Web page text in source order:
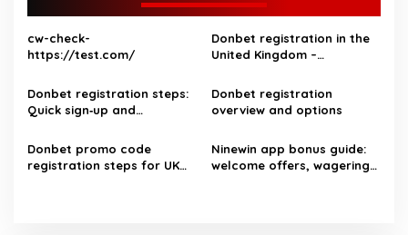
a
s
i
p
o
s
cw-check-
https://test.com/
Donbet registration in the
United Kingdom –
players
Donbet registration steps:
Quick sign‑up and
players
Donbet registration
overview and options
Donbet promo code
registration steps for UK
Ninewin app bonus guide:
welcome offers, wagering